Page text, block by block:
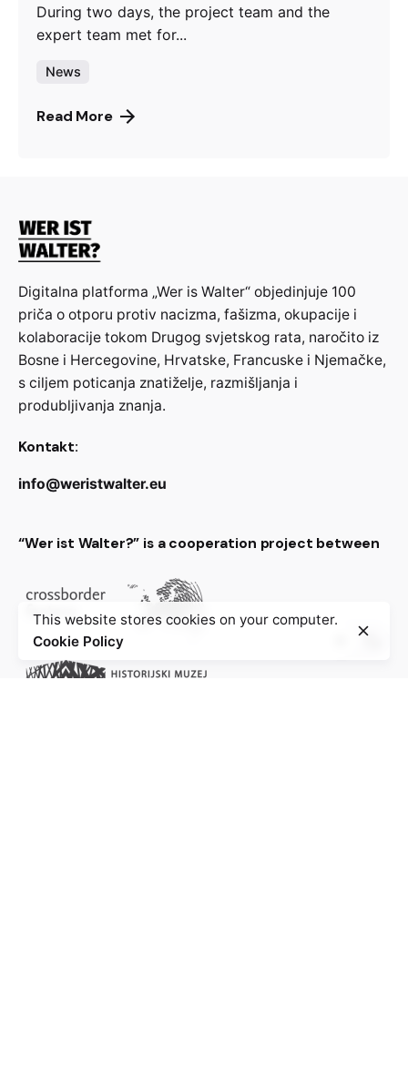
During two days, the project team and the
expert team met for...
News
Read More
Digitalna platforma „Wer is Walter“ objedinjuje 100
priča o otporu protiv nacizma, fašizma, okupacije i
kolaboracije tokom Drugog svjetskog rata, naročito iz
Bosne i Hercegovine, Hrvatske, Francuske i Njemačke,
s ciljem poticanja znatiželje, razmišljanja i
produbljivanja znanja.
Kontakt:
info@weristwalter.eu
“Wer ist Walter?” is a cooperation project between
This website stores cookies on your computer.
Cookie Policy